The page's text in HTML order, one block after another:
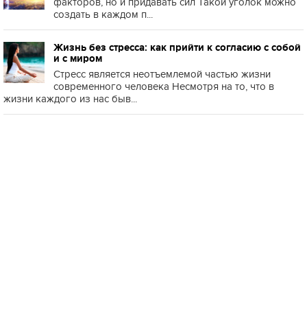
создать в каждом п...
Жизнь без стресса: как прийти к согласию с собой
и с миром
Стресс является неотъемлемой частью жизни
современного человека Несмотря на то, что в
жизни каждого из нас быв...